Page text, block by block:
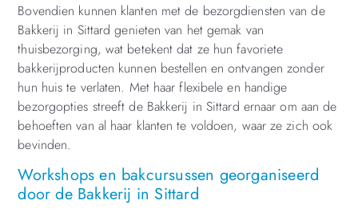
Bovendien kunnen klanten met de bezorgdiensten van de
Bakkerij in Sittard genieten van het gemak van
thuisbezorging, wat betekent dat ze hun favoriete
bakkerijproducten kunnen bestellen en ontvangen zonder
hun huis te verlaten. Met haar flexibele en handige
bezorgopties streeft de Bakkerij in Sittard ernaar om aan de
behoeften van al haar klanten te voldoen, waar ze zich ook
bevinden.
Workshops en bakcursussen georganiseerd
door de Bakkerij in Sittard